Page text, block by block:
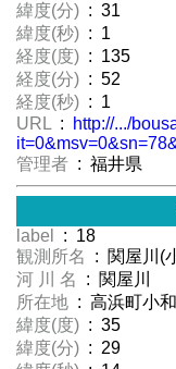
緯度(分) : 31
緯度(秒) : 1
経度(度) : 135
経度(分) : 52
経度(秒) : 1
URL :
http://.../
管理者 : 福井県
label
: 18
観測所名
: 関屋川(
河 川 名
: 関屋川
所在地 : 高浜町小
緯度(度) : 35
緯度(分) : 29